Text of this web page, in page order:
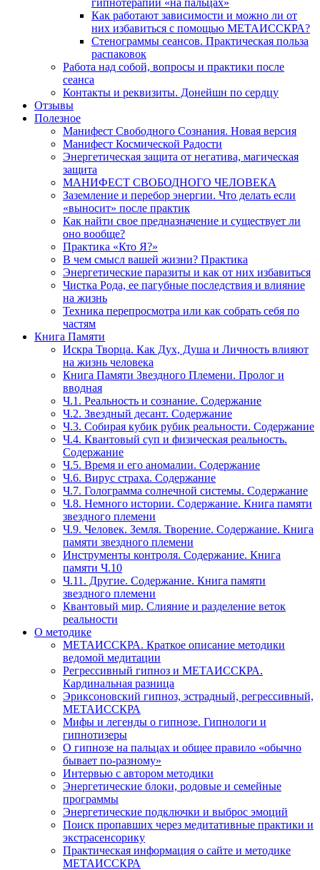
гипнотерапии «на пальцах»
Как работают зависимости и можно ли от
них избавиться с помощью МЕТАИССКРА?
Стенограммы сеансов. Практическая польза
распаковок
Работа над собой, вопросы и практики после
сеанса
Контакты и реквизиты. Донейшн по сердцу
Отзывы
Полезное
Манифест Свободного Сознания. Новая версия
Манифест Космической Радости
Энергетическая защита от негатива, магическая
защита
МАНИФЕСТ СВОБОДНОГО ЧЕЛОВЕКА
Заземление и перебор энергии. Что делать если
«выносит» после практик
Как найти свое предназначение и существует ли
оно вообще?
Практика «Кто Я?»
В чем смысл вашей жизни? Практика
Энергетические паразиты и как от них избавиться
Чистка Рода, ее пагубные последствия и влияние
на жизнь
Техника перепросмотра или как собрать себя по
частям
Книга Памяти
Искра Творца. Как Дух, Душа и Личность влияют
на жизнь человека
Книга Памяти Звездного Племени. Пролог и
вводная
Ч.1. Реальность и сознание. Содержание
Ч.2. Звездный десант. Содержание
Ч.3. Собирая кубик рубик реальности. Содержание
Ч.4. Квантовый суп и физическая реальность.
Содержание
Ч.5. Время и его аномалии. Содержание
Ч.6. Вирус страха. Содержание
Ч.7. Голограмма солнечной системы. Содержание
Ч.8. Немного истории. Содержание. Книга памяти
звездного племени
Ч.9. Человек. Земля. Творение. Содержание. Книга
памяти звездного племени
Инструменты контроля. Содержание. Книга
памяти Ч.10
Ч.11. Другие. Содержание. Книга памяти
звездного племени
Квантовый мир. Слияние и разделение веток
реальности
О методике
МЕТАИССКРА. Краткое описание методики
ведомой медитации
Регрессивный гипноз и МЕТАИССКРА.
Кардинальная разница
Эриксоновский гипноз, эстрадный, регрессивный,
МЕТАИССКРА
Мифы и легенды о гипнозе. Гипнологи и
гипнотизеры
О гипнозе на пальцах и общее правило «обычно
бывает по-разному»
Интервью с автором методики
Энергетические блоки, родовые и семейные
программы
Энергетические подключки и выброс эмоций
Поиск пропавших через медитативные практики и
экстрасенсорику
Практическая информация о сайте и методике
МЕТАИССКРА